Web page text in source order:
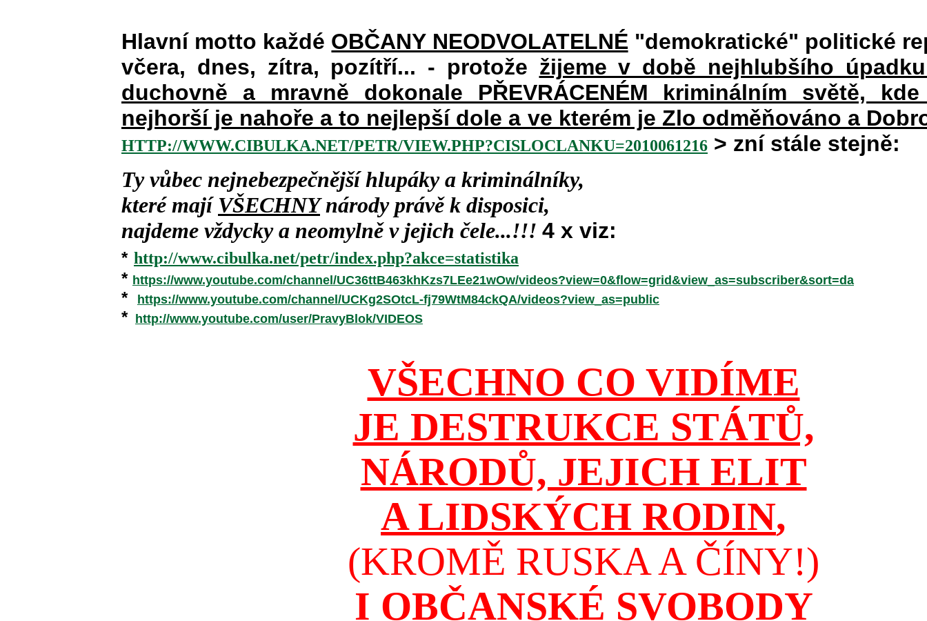
Hlavní motto každé OBČANY NEODVOLATELNÉ"demokratické" politické
včera, dnes, zítra, pozítří... - protože žijeme v době nejhlubšího
duchovně a mravně dokonale PŘEVRÁCENÉM kriminálním světě,
nejhorší je nahoře a to nejlepší dole a ve kterém je Zlo odměňováno a
HTTP://WWW.CIBULKA.NET/PETR/VIEW.PHP?CISLOCLANKU=2010061216 > zní stále stejně:
Ty vůbec nejnebezpečnější hlupáky a kriminálníky,
které mají VŠECHNYnárody právě k disposici,
najdeme vždycky a neomylně v jejich čele...!!! 4 x viz:
* http://www.cibulka.net/petr/index.php?akce=statistika
* https://www.youtube.com/channel/UC36ttB463khKzs7LEe21wOw/videos?view=0&flow=grid&view_as=subscriber&sort=da
* https://www.youtube.com/channel/UCKg2SOtcL-fj79WtM84ckQA/videos?view_as=public
* http://www.youtube.com/user/PravyBlok/VIDEOS
VŠECHNO CO VIDÍME
JE DESTRUKCE STÁTŮ,
NÁRODŮ, JEJICH ELIT
A LIDSKÝCH RODIN,
(KROMĚ RUSKA A ČÍNY!)
I OBČANSKÉ SVOBODY